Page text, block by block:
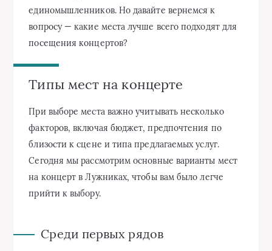
единомышленников. Но давайте вернемся к
вопросу — какие места лучше всего подходят для
посещения концертов?
Типы мест на концерте
При выборе места важно учитывать несколько
факторов, включая бюджет, предпочтения по
близости к сцене и типа предлагаемых услуг.
Сегодня мы рассмотрим основные варианты мест
на концерт в Лужниках, чтобы вам было легче
прийти к выбору.
Среди первых рядов